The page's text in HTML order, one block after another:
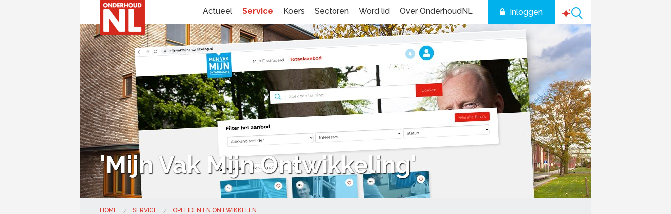
Inloggen
Actueel Service Koers Sectoren Word lid Over OnderhoudNL
'Mijn Vak Mijn Ontwikkeling'
HOME SERVICE OPLEIDEN EN ONTWIKKELEN